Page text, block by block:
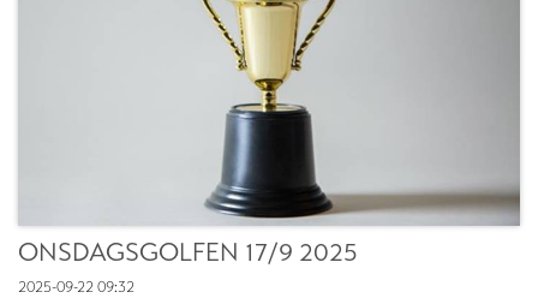
ONSDAGSGOLFEN 17/9 2025
2025-09-2209:32